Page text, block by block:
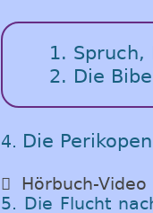
1. Spruch,
2. Die
4. Die
 Hörbuch-Video
5. Die Flucht